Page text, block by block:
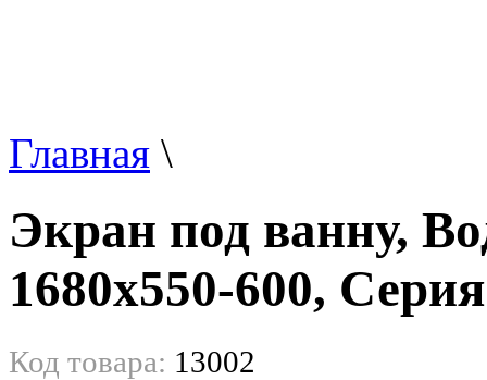
Главная \
Экран под ванну,
1680x550-600,
Код товара: 13002